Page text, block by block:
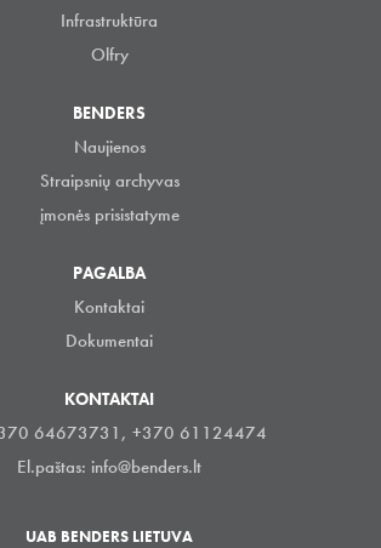
Infrastruktūra
Olfry
BENDERS
Naujienos
Straipsnių archyvas
įmonės prisistatyme
PAGALBA
Kontaktai
Dokumentai
KONTAKTAI
64673731, +370 61124474
El.paštas: info@benders.lt
UAB BENDERS LIETUVA